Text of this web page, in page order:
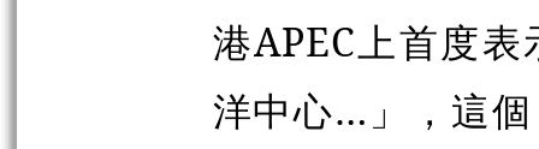
港APEC上首度
洋中心…」，這